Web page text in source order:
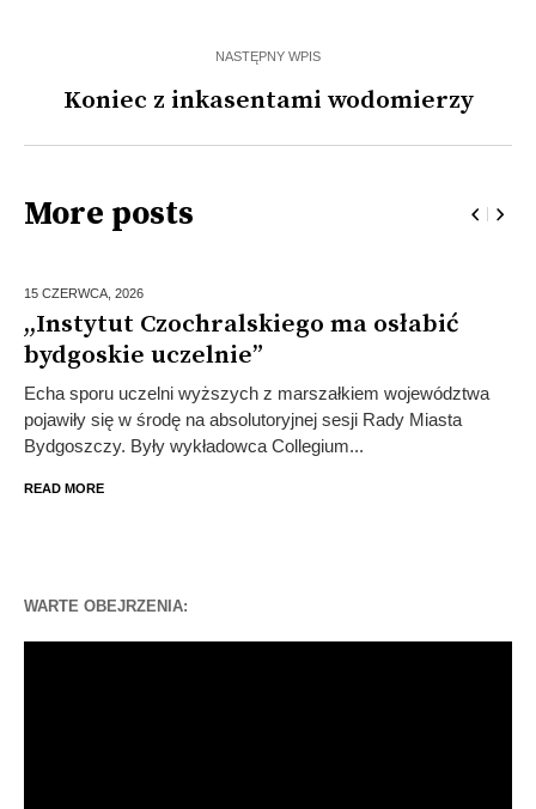
NASTĘPNY WPIS
Koniec z inkasentami wodomierzy
More posts
15 CZERWCA, 2026
,,Instytut Czochralskiego ma osłabić
bydgoskie uczelnie”
Echa sporu uczelni wyższych z marszałkiem województwa
pojawiły się w środę na absolutoryjnej sesji Rady Miasta
Bydgoszczy. Były wykładowca Collegium...
READ MORE
WARTE OBEJRZENIA: